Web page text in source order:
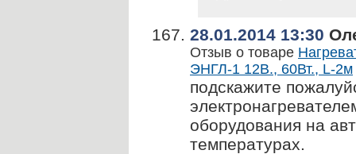
28.01.2014 13:30
Отзыв о товаре
ЭНГЛ-1 12В., 60Вт., L-2м
подскажите
оборудования на
температурах.